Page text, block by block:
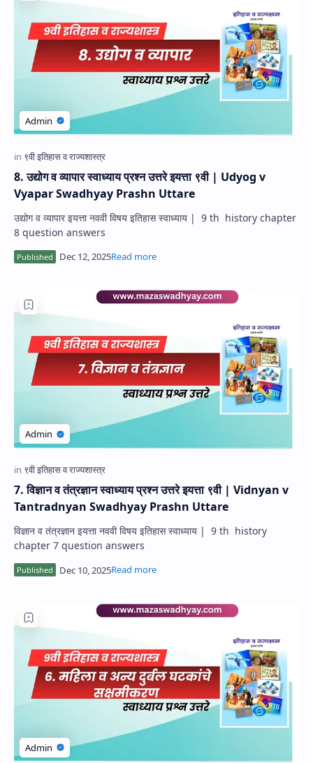
8. उद्योग व व्यापार स्वाध्याय प्रश्न उत्तरे इयत्ता ९वी | Udyog v
Vyapar Swadhyay Prashn Uttare
उद्योग व व्यापार इयत्ता नववी विषय इतिहास स्वाध्याय | 9 th history chapter
8 question answers
7. विज्ञान व तंत्रज्ञान स्वाध्याय प्रश्न उत्तरे इयत्ता ९वी | Vidnyan v
Tantradnyan Swadhyay Prashn Uttare
विज्ञान व तंत्रज्ञान इयत्ता नववी विषय इतिहास स्वाध्याय | 9 th history
chapter 7 question answers